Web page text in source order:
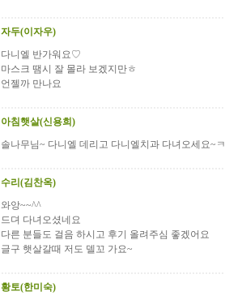
자두(이자우)
다니엘 반가워요♡
마스크 땜시 잘 몰라 보겠지만ㅎ
언젤까 만나요
아침햇살(신용희)
솔나무님~ 다니엘 데리고 다니엘치과 다녀오세요~
수리(김찬옥)
와앙~~^^
드뎌 다녀오셨네요
다른 분들도 걸음 하시고 후기 올려주심 좋겠어요
글구 햇살갈때 저도 델꼬 가요~
황토(한미숙)